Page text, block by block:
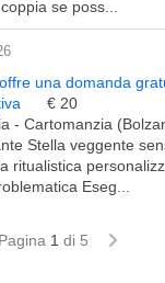
se poss...
una domanda
€ 20
- Cartomanzia
Stella veggente
ritualistica
Eseg...
Pagina 1 di 5